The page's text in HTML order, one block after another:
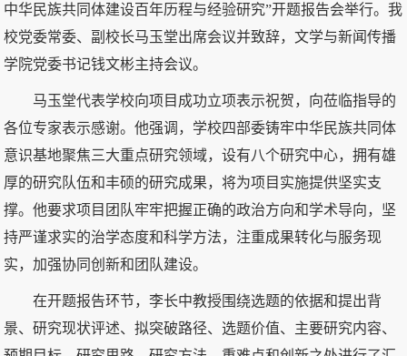
中华民族共同体建设百年历程与经验研究”开题报告会举行。我
校党委常委、副校长马玉堂出席会议并致辞，文学与新闻传播
学院党委书记钱文彬主持会议。
马玉堂代表学校向项目成功立项表示祝贺，向莅临指导的
各位专家表示感谢。他强调，学校四部委铸牢中华民族共同体
意识基地聚焦三大重点研究领域，设有八个研究中心，拥有雄
厚的研究队伍和丰硕的研究成果，将为项目实施提供坚实支
撑。他要求项目团队牢牢把握正确的政治方向和学术导向，坚
持严谨求实的治学态度和科学方法，注重成果转化与服务现
实，加强协同创新和团队建设。
在开题报告环节，李长中教授围绕选题的依据和提出背
景、研究现状评述、拟突破路径、选题价值、主要研究内容、